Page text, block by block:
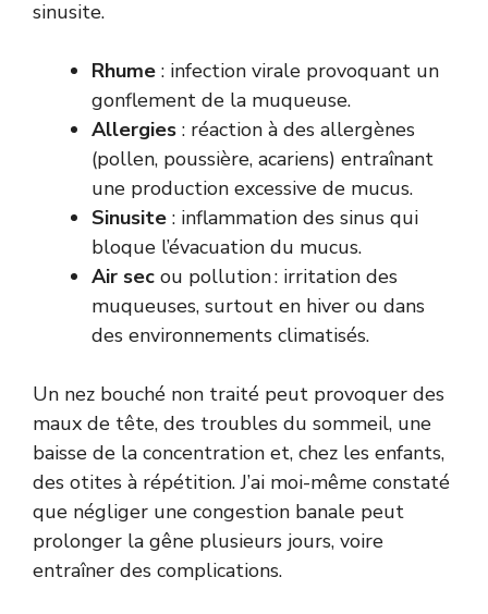
sinusite.
Rhume : infection virale provoquant un
gonflement de la muqueuse.
Allergies : réaction à des allergènes
(pollen, poussière, acariens) entraînant
une production excessive de mucus.
Sinusite : inflammation des sinus qui
bloque l’évacuation du mucus.
Air sec ou pollution : irritation des
muqueuses, surtout en hiver ou dans
des environnements climatisés.
Un nez bouché non traité peut provoquer des
maux de tête, des troubles du sommeil, une
baisse de la concentration et, chez les enfants,
des otites à répétition. J’ai moi-même constaté
que négliger une congestion banale peut
prolonger la gêne plusieurs jours, voire
entraîner des complications.